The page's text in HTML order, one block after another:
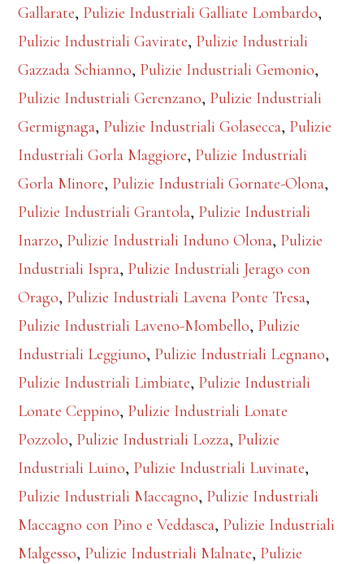
Gallarate, Pulizie Industriali Galliate Lombardo,
Pulizie Industriali Gavirate, Pulizie Industriali
Gazzada Schianno, Pulizie Industriali Gemonio,
Pulizie Industriali Gerenzano, Pulizie Industriali
Germignaga, Pulizie Industriali Golasecca, Pulizie
Industriali Gorla Maggiore, Pulizie Industriali
Gorla Minore, Pulizie Industriali Gornate-Olona,
Pulizie Industriali Grantola, Pulizie Industriali
Inarzo, Pulizie Industriali Induno Olona, Pulizie
Industriali Ispra, Pulizie Industriali Jerago con
Orago, Pulizie Industriali Lavena Ponte Tresa,
Pulizie Industriali Laveno-Mombello, Pulizie
Industriali Leggiuno, Pulizie Industriali Legnano,
Pulizie Industriali Limbiate, Pulizie Industriali
Lonate Ceppino, Pulizie Industriali Lonate
Pozzolo, Pulizie Industriali Lozza, Pulizie
Industriali Luino, Pulizie Industriali Luvinate,
Pulizie Industriali Maccagno, Pulizie Industriali
Maccagno con Pino e Veddasca, Pulizie Industriali
Malgesso, Pulizie Industriali Malnate, Pulizie